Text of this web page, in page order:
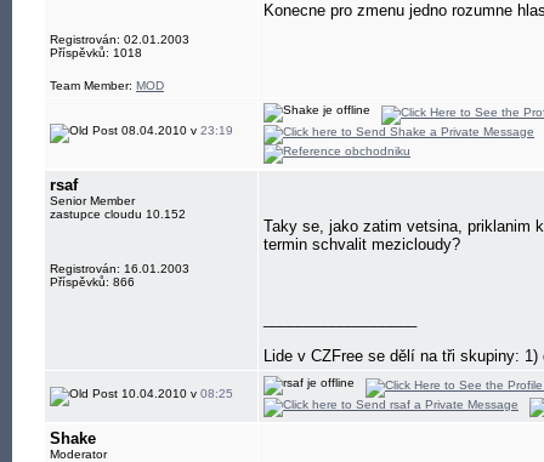
Registrován: 02.01.2003
Příspěvků: 1018
Team Member: MOD
Konecne pro zmenu jedno rozumne
08.04.2010 v 23:19
rsaf
Senior Member
zastupce cloudu 10.152
Registrován: 16.01.2003
Příspěvků: 866
Taky se, jako zatim vetsina, priklanim
termin schvalit mezicloudy?
Lide v CZFree se dělí na tři skupiny:
10.04.2010 v 08:25
Shake
Moderator